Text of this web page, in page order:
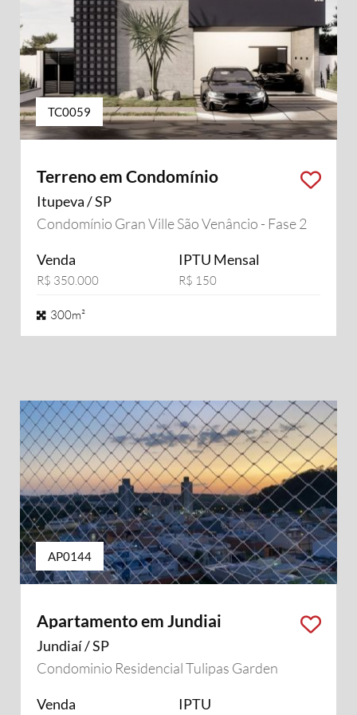
TC0059
Terreno em Condomínio
Itupeva / SP
Condomínio Gran Ville São Venâncio - Fase 2
Venda
R$ 350.000
IPTU Mensal
R$ 150
300m²
AP0144
Apartamento em Jundiai
Jundiaí / SP
Condominio Residencial Tulipas Garden
Venda IPTU